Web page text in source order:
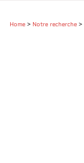
Home > Notre recherche >